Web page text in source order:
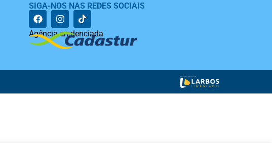
SIGA-NOS NAS REDES SOCIAIS
Agência credenciada